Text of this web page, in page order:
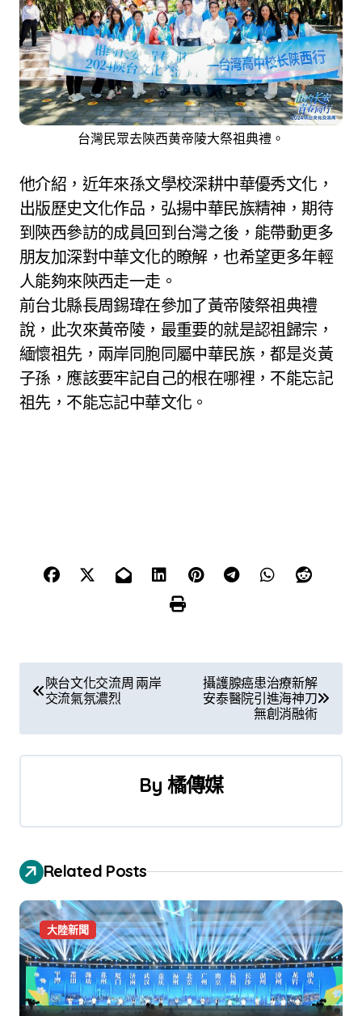
台灣民眾去陝西黄帝陵大祭祖典禮。
他介紹，近年來孫文學校深耕中華優秀文化，
出版歷史文化作品，弘揚中華民族精神，期待
到陝西參訪的成員回到台灣之後，能帶動更多
朋友加深對中華文化的瞭解，也希望更多年輕
人能夠來陝西走一走。
前台北縣長周錫瑋在參加了黃帝陵祭祖典禮
說，此次來黃帝陵，最重要的就是認祖歸宗，
緬懷祖先，兩岸同胞同屬中華民族，都是炎黃
子孫，應該要牢記自己的根在哪裡，不能忘記
祖先，不能忘記中華文化。
文
導
陝台文化交流周 兩岸
交流氣氛濃烈
攝護腺癌患治療新解
安泰醫院引進海神刀
無創消融術
By 橘傳媒
Related Posts
大陸新聞